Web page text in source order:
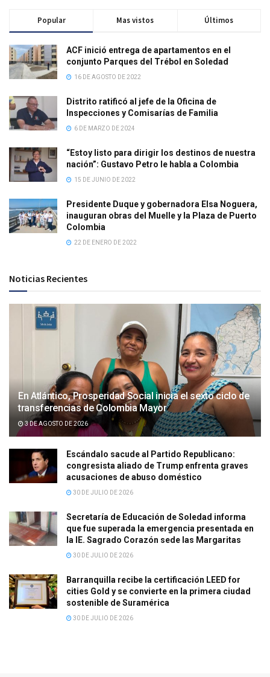
Popular Mas vistos Últimos
ACF inició entrega de apartamentos en el
conjunto Parques del Trébol en Soledad
16 DE AGOSTO DE 2022
Distrito ratificó al jefe de la Oficina de
Inspecciones y Comisarías de Familia
6 DE MARZO DE 2024
“Estoy listo para dirigir los destinos de nuestra
nación”: Gustavo Petro le habla a Colombia
15 DE JUNIO DE 2022
Presidente Duque y gobernadora Elsa Noguera,
inauguran obras del Muelle y la Plaza de Puerto
Colombia
22 DE ENERO DE 2022
Noticias Recientes
En Atlántico, Prosperidad Social inicia el sexto ciclo de
transferencias de Colombia Mayor
3 DE AGOSTO DE 2026
Escándalo sacude al Partido Republicano:
congresista aliado de Trump enfrenta graves
acusaciones de abuso doméstico
30 DE JULIO DE 2026
Secretaría de Educación de Soledad informa
que fue superada la emergencia presentada en
la IE. Sagrado Corazón sede las Margaritas
30 DE JULIO DE 2026
Barranquilla recibe la certificación LEED for
cities Gold y se convierte en la primera ciudad
sostenible de Suramérica
30 DE JULIO DE 2026